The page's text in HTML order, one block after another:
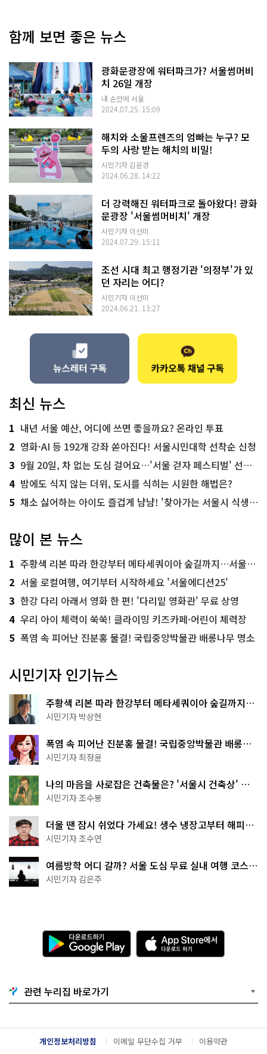
함께 보면 좋은 뉴스
광화문광장에 워터파크가? 서울썸머비
치 26일 개장
내 손안에 서울
2024.07.25. 15:09
해치와 소울프렌즈의 엄빠는 누구? 모
두의 사랑 받는 해치의 비밀!
시민기자 김윤경
2024.06.28. 14:22
더 강력해진 워터파크로 돌아왔다! 광화
문광장 '서울썸머비치' 개장
시민기자 이선미
2024.07.29. 15:11
조선 시대 최고 행정기관 '의정부'가 있
던 자리는 어디?
시민기자 이선미
2024.06.21. 13:27
최신 뉴스
1 내년 서울 예산, 어디에 쓰면 좋을까요? 온라인 투표
2 영화·AI 등 192개 강좌 쏟아진다! 서울시민대학 선착순 신청
3 9월 20일, 차 없는 도심 걸어요…'서울 걷자 페스티벌' 선착순 5천명
4 밤에도 식지 않는 더위, 도시를 식히는 시원한 해법은?
5 채소 싫어하는 아이도 즐겁게 냠냠! '찾아가는 서울시 식생활 교육' 현장
많이 본 뉴스
1 주황색 리본 따라 한강부터 메타세쿼이아 숲길까지…서울둘레길 15코스
2 서울 로컬여행, 여기부터 시작하세요 '서울에디션25'
3 한강 다리 아래서 영화 한 편! '다리밑 영화관' 무료 상영
4 우리 아이 체력이 쑥쑥! 클라이밍 키즈카페·어린이 체력장
5 폭염 속 피어난 진분홍 물결! 국립중앙박물관 배롱나무 명소
시민기자 인기뉴스
주황색 리본 따라 한강부터 메타세쿼이아 숲길까지…
서울둘레길 15코스
시민기자 박상현
폭염 속 피어난 진분홍 물결! 국립중앙박물관 배롱나
무 명소
시민기자 최정윤
나의 마음을 사로잡은 건축물은? '서울시 건축상' 수
상작 공개!
시민기자 조수봉
더울 땐 잠시 쉬었다 가세요! 생수 냉장고부터 해피소
·무더위쉼터까지
시민기자 조수연
여름방학 어디 갈까? 서울 도심 무료 실내 여행 코스
추천
시민기자 김은주
다
운
로
기
G
o
g
l
e
A
p
p
e
서
다
운
관련 누리집 바로가기
개인정보처리방침 이메일 무단수집 거부
이용약관